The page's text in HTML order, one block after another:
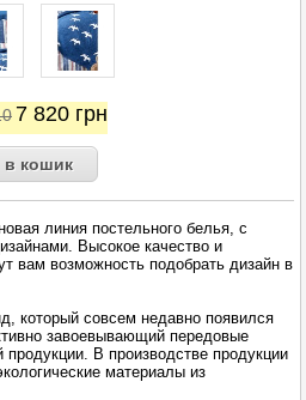
7 820 грн
линия постельного белья, с
Высокое качество и
вам возможность подобрать дизайн в
который совсем недавно появился
завоевывающий передовые
продукции. В производстве продукции
материалы из